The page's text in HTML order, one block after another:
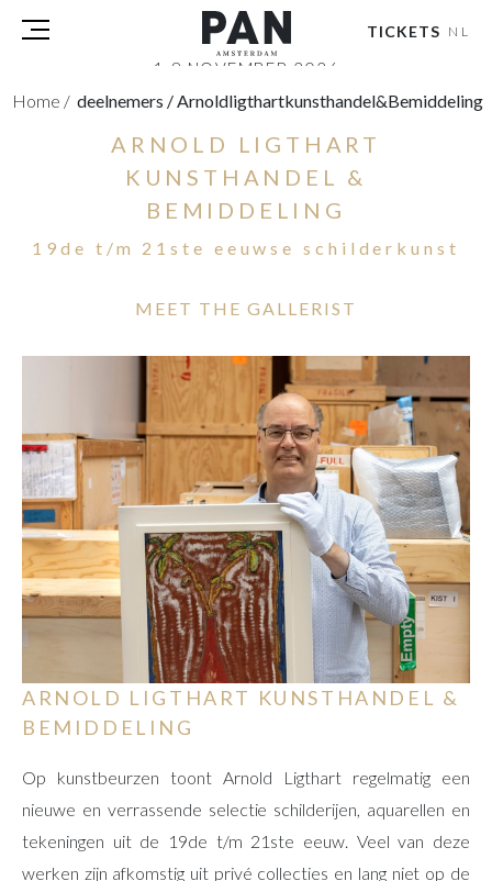
1-8 NOVEMBER 2026
RAI AMSTERDAM
TICKETS NL
BEZOEKERS
DEELNEMERS
PERS
PARTNERS
TICKETS NL|EN
Home / deelnemers /Arnoldligthartkunsthandel&bemiddeling
ARNOLD LIGTHART
KUNSTHANDEL &
BEMIDDELING
19de t/m 21ste eeuwse schilderkunst
MEET THE GALLERIST
ARNOLD LIGTHART KUNSTHANDEL &
BEMIDDELING
Op kunstbeurzen toont Arnold Ligthart regelmatig een
nieuwe en verrassende selectie schilderijen, aquarellen en
tekeningen uit de 19de t/m 21ste eeuw. Veel van deze
werken zijn afkomstig uit privé collecties en lang niet op de